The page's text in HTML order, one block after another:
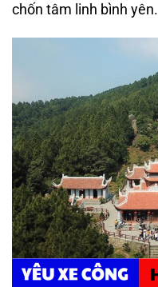
chốn tâm linh bình yên.